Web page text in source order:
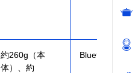
約260g（本
体）、約
Bluetooth 5.3